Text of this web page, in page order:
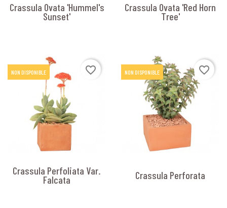
Crassula Ovata 'Hummel's
Sunset'
Crassula Ovata 'Red Horn
Tree'
NON DISPONIBLE favorite_border
Crassula Perfoliata Var.
Falcata
NON DISPONIBLE favorite_border
Crassula Perforata